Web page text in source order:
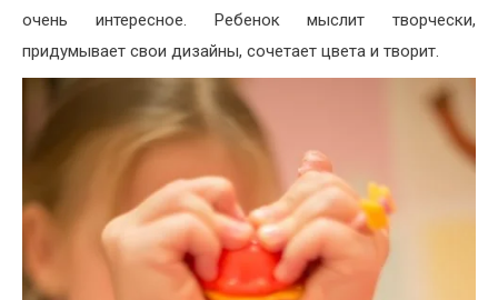
очень интересное. Ребенок мыслит творчески,
придумывает свои дизайны, сочетает цвета и творит.